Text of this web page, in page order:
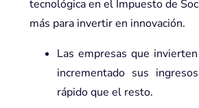
tecnológica en el Impuesto de
más para invertir en innovación.
Las empresas que
incrementado sus
rápido que el resto.